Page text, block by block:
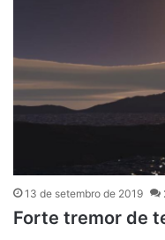
13 de setembro de 2019
Forte tremor de